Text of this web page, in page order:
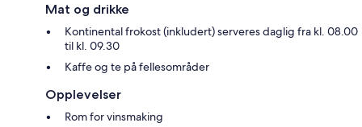
Mat og drikke
Kontinental frokost (inkludert) serveres daglig fra kl. 08.00
til kl. 09.30
Kaffe og te på fellesområder
Opplevelser
Rom for vinsmaking